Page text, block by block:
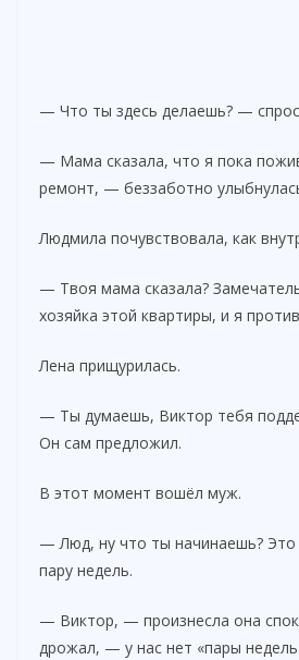
— Что ты здесь делаешь? —
— Мама сказала, что я пока
ремонт, — беззаботно
Людмила почувствовала, как
— Твоя мама сказала?
хозяйка этой квартиры, и я
Лена прищурилась.
— Ты думаешь, Виктор тебя
Он сам предложил.
В этот момент вошёл муж.
— Люд, ну что ты начинаешь? Это
пару недель.
— Виктор, — произнесла она
дрожал, — у нас нет «пары